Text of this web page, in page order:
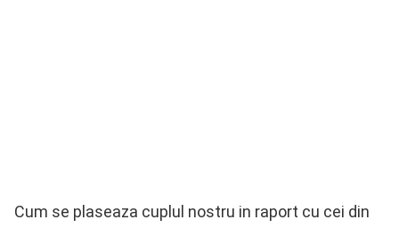
Cum se plaseaza cuplul nostru in raport cu cei din